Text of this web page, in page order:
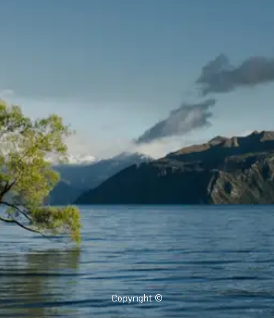
Copyright ©